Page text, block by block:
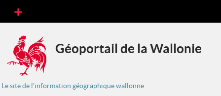
Géoportail de la Wallonie
Le site de l'information géographique wallonne